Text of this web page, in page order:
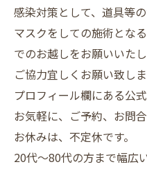
感染対策として、道具等
マスクをしての施術とな
でのお越しをお願いいたし
ご協力宜しくお願い致しま
プロフィール欄にある公
お気軽に、ご予約、お問
お休みは、不定休です。
20代〜80代の方まで幅広